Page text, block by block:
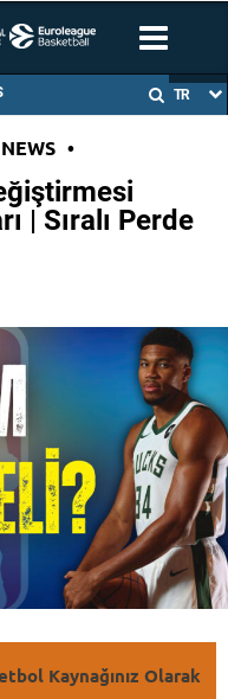
TR
•
| Sıralı Perde
Kaynağınız Olarak